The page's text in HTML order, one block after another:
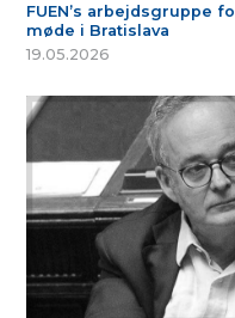
FUEN’s arbejdsgruppe
møde i Bratislava
19.05.2026